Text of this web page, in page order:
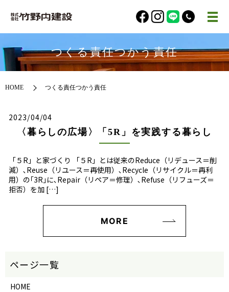
つくる責任つかう責任
HOME つくる責任つかう責任
2023/04/04
〈暮らしの広場〉「5R」を実践する暮らし
「５R」と家づくり 「５R」とは従来のReduce（リデュース＝削
減）､Reuse（リユース＝再使用）､Recycle（リサイクル＝再利
用）の｢3R｣に､Repair（リペア＝修理）､Refuse（リフューズ＝
拒否）を加 […]
MORE
HOME